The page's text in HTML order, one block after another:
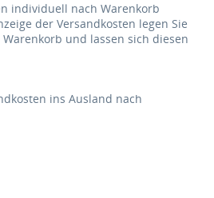
individuell nach Warenkorb
der Versandkosten legen Sie
und lassen sich diesen
ins Ausland nach